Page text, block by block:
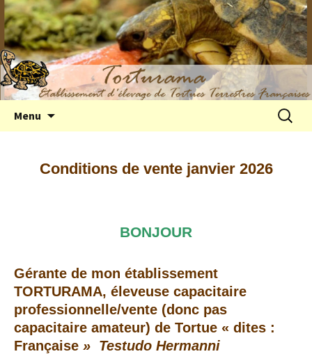
Elevage de tortues terrestres françaises
Hermann
Menu
Conditions de vente janvier 2026
BONJOUR
Gérante de mon établissement
TORTURAMA, éleveuse capacitaire
professionnelle/vente (donc pas
capacitaire amateur) de Tortue « dites :
Française » Testudo Hermanni